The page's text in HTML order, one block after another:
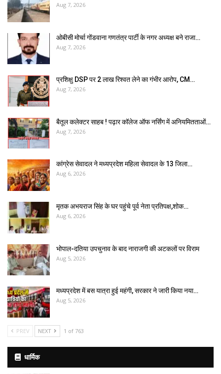
Aug 7, 2026
ओबीसी मोर्चा गोंडवाना गणतंत्र पार्टी के नगर अध्यक्ष बने राजा…
Aug 7, 2026
प्रशिक्षु DSP पर ₹2 लाख रिश्वत लेने का गंभीर आरोप, CM…
Aug 7, 2026
बैतूल कलेक्टर साहब ! पढ़ार कॉलेज ऑफ नर्सिंग में अनियमितताओं…
Aug 7, 2026
कांग्रेस सेवादल ने मध्यप्रदेश महिला सेवादल के 13 जिला…
Aug 6, 2026
मृतक अभयराज सिंह के घर पहुंचे पूर्व नेता प्रतिपक्ष,शोक…
Aug 6, 2026
भोपाल-दतिया उपचुनाव के बाद नाराजगी की अटकलों पर विराम
Aug 5, 2026
मध्यप्रदेश में बस यात्रा हुई महंगी, सरकार ने जारी किया नया…
Aug 5, 2026
PREV NEXT 1 of 763
धार्मिक